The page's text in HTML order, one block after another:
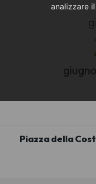
analizzare
giugno
Piazza della